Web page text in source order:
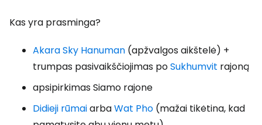
Kas yra prasminga?
Akara Sky Hanuman (apžvalgos aikštelė) +
trumpas pasivaikščiojimas poSukhumvit rajoną
apsipirkimas Siamo rajone
Didieji rūmaiarbaWat Pho (mažai tikėtina, kad